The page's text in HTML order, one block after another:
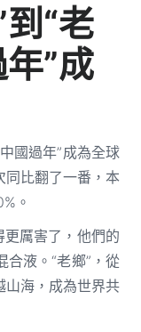
“老
”成
國過年”成為全球
同比翻了一番，本
。
更厲害了，他們的
液。“老鄉”，從
山海，成為世界共